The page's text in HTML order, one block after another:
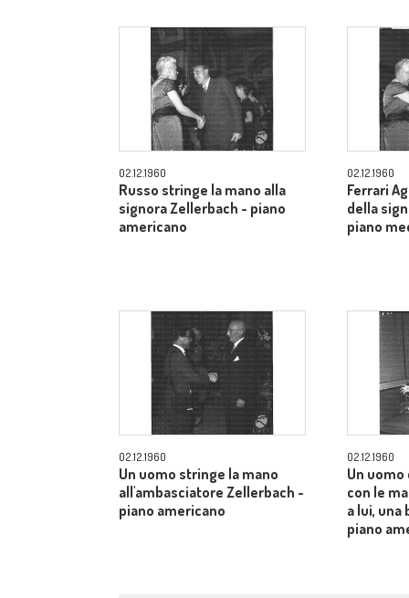
02.12.1960
Russo stringe la mano alla
signora Zellerbach - piano
americano
02.12.1960
Ferrari
della
piano
02.12.1960
Un uomo stringe la mano
all'ambasciatore Zellerbach -
piano americano
02.12.1960
Un
con le
a lui, una
piano